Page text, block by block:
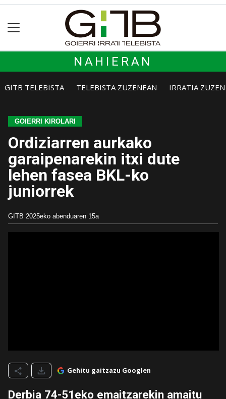
NAHIERAN
GITB TELEBISTA TELEBISTA ZUZENEAN IRRATIA
GOIERRI KIROLARI
Ordiziarren aurkako
garaipenarekin itxi dute
lehen fasea BKL-ko
juniorrek
GITB 2025eko abenduaren 15a
Gehitu gaitzazu Googlen
Derbia 74-51eko emaitzarekin amaitu